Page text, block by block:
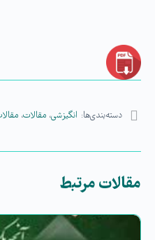
دسته‌بندی‌ها: انگیزشی، مقالات،
مقالات مرتبط